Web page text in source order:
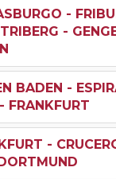
-
-
BADEN -
FRANKFURT
-